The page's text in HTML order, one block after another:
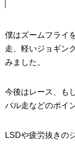
僕はズームフライ
走、軽いジョギン
みました。
今後はレース、も
バル走などのポイ
LSDや疲労抜きの